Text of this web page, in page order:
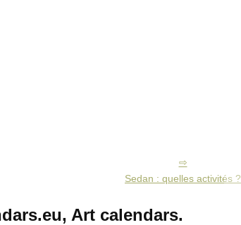
Sedan : quelles activités ?
Art calendars.